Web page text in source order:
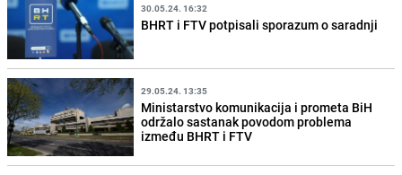
30.05.24. 16:32
BHRT i FTV potpisali sporazum o saradnji
29.05.24. 13:35
Ministarstvo komunikacija i prometa BiH
održalo sastanak povodom problema
između BHRT i FTV